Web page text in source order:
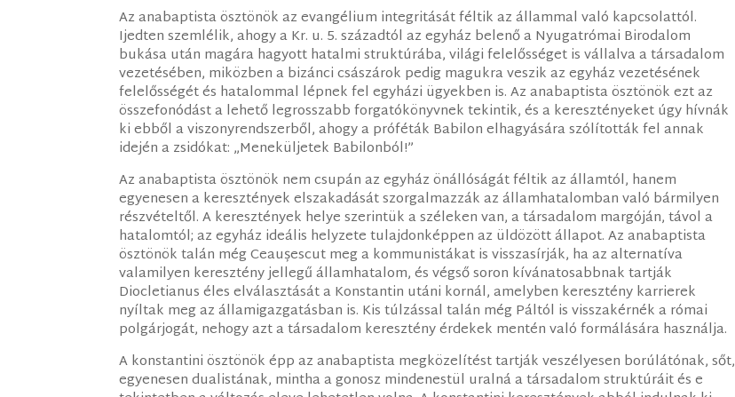
Az anabaptista ösztönök az evangélium integritását féltik az állammal való kapcsolattól.
Ijedten szemlélik, ahogy a Kr. u. 5. századtól az egyház belenő a Nyugatrómai Birodalom
bukása után magára hagyott hatalmi struktúrába, világi felelősséget is vállalva a társadalom
vezetésében, miközben a bizánci császárok pedig magukra veszik az egyház vezetésének
felelősségét és hatalommal lépnek fel egyházi ügyekben is. Az anabaptista ösztönök ezt az
összefonódást a lehető legrosszabb forgatókönyvnek tekintik, és a keresztényeket úgy hívnák
ki ebből a viszonyrendszerből, ahogy a próféták Babilon elhagyására szólították fel annak
idején a zsidókat: „Meneküljetek Babilonból!”
Az anabaptista ösztönök nem csupán az egyház önállóságát féltik az államtól, hanem
egyenesen a keresztények elszakadását szorgalmazzák az államhatalomban való bármilyen
részvételtől. A keresztények helye szerintük a széleken van, a társadalom margóján, távol a
hatalomtól; az egyház ideális helyzete tulajdonképpen az üldözött állapot. Az anabaptista
ösztönök talán még Ceaușescut meg a kommunistákat is visszasírják, ha az alternatíva
valamilyen keresztény jellegű államhatalom, és végső soron kívánatosabbnak tartják
Diocletianus éles elválasztását a Konstantin utáni kornál, amelyben keresztény karrierek
nyíltak meg az államigazgatásban is. Kis túlzással talán még Páltól is visszakérnék a római
polgárjogát, nehogy azt a társadalom keresztény érdekek mentén való formálására használja.
A konstantini ösztönök épp az anabaptista megközelítést tartják veszélyesen borúlátónak, sőt,
egyenesen dualistának, mintha a gonosz mindenestül uralná a társadalom struktúráit és e